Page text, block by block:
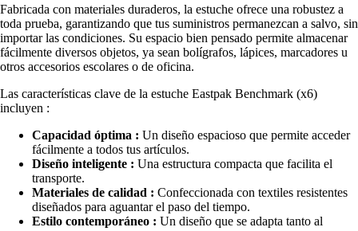
Fabricada con materiales duraderos, la estuche ofrece una robustez a
toda prueba, garantizando que tus suministros permanezcan a salvo, sin
importar las condiciones. Su espacio bien pensado permite almacenar
fácilmente diversos objetos, ya sean bolígrafos, lápices, marcadores u
otros accesorios escolares o de oficina.
Las características clave de la estuche Eastpak Benchmark (x6)
incluyen :
Capacidad óptima : Un diseño espacioso que permite acceder
fácilmente a todos tus artículos.
Diseño inteligente : Una estructura compacta que facilita el
transporte.
Materiales de calidad : Confeccionada con textiles resistentes
diseñados para aguantar el paso del tiempo.
Estilo contemporáneo : Un diseño que se adapta tanto al